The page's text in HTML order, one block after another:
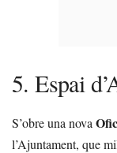
5. Espai
S’obre una nova
l’Ajuntament, que